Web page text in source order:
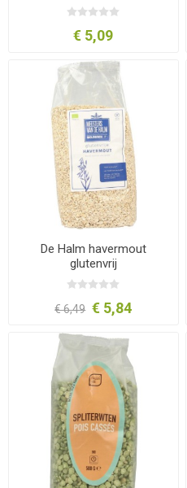
€ 5,09
De Halm havermout
glutenvrij
€ 6,49 € 5,84